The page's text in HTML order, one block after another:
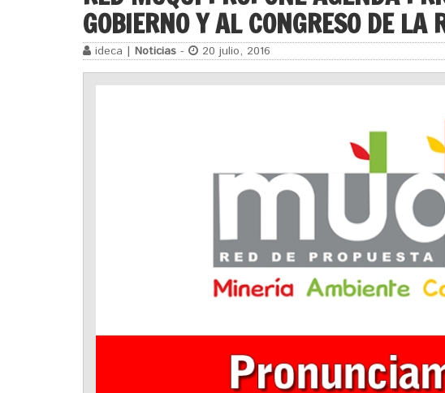
GOBIERNO Y AL CONGRESO DE LA
ideca | Noticias - 20 julio, 2016